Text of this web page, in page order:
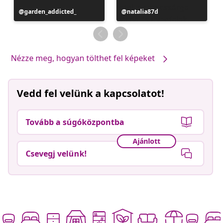
Bejegyzés
közzétevője
garden_addicted_
Bejegyzés
közzétevője
natalia87d
Nézze meg, hogyan tölthet fel képeket
Vedd fel velünk a kapcsolatot!
Tovább a súgóközpontba
Ajánlott
Csevegj velünk!